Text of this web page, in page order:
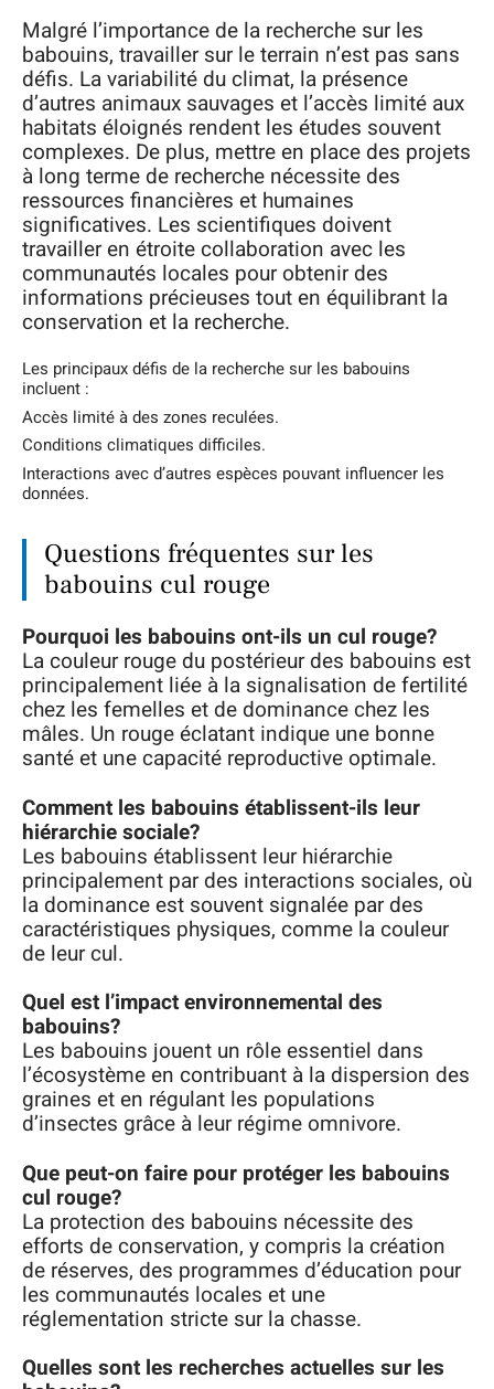
Malgré l’importance de la recherche sur les
babouins, travailler sur le terrain n’est pas sans
défis. La variabilité du climat, la présence
d’autres animaux sauvages et l’accès limité aux
habitats éloignés rendent les études souvent
complexes. De plus, mettre en place des projets
à long terme de recherche nécessite des
ressources financières et humaines
significatives. Les scientifiques doivent
travailler en étroite collaboration avec les
communautés locales pour obtenir des
informations précieuses tout en équilibrant la
conservation et la recherche.
Les principaux défis de la recherche sur les babouins
incluent :
Accès limité à des zones reculées.
Conditions climatiques difficiles.
Interactions avec d’autres espèces pouvant influencer les
données.
Questions fréquentes sur les
babouins cul rouge
Pourquoi les babouins ont-ils un cul rouge?
La couleur rouge du postérieur des babouins est
principalement liée à la signalisation de fertilité
chez les femelles et de dominance chez les
mâles. Un rouge éclatant indique une bonne
santé et une capacité reproductive optimale.
Comment les babouins établissent-ils leur
hiérarchie sociale?
Les babouins établissent leur hiérarchie
principalement par des interactions sociales, où
la dominance est souvent signalée par des
caractéristiques physiques, comme la couleur
de leur cul.
Quel est l’impact environnemental des
babouins?
Les babouins jouent un rôle essentiel dans
l’écosystème en contribuant à la dispersion des
graines et en régulant les populations
d’insectes grâce à leur régime omnivore.
Que peut-on faire pour protéger les babouins
cul rouge?
La protection des babouins nécessite des
efforts de conservation, y compris la création
de réserves, des programmes d’éducation pour
les communautés locales et une
réglementation stricte sur la chasse.
Quelles sont les recherches actuelles sur les